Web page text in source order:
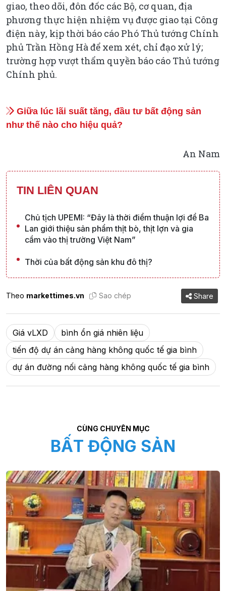
giao, theo dõi, đôn đốc các Bộ, cơ quan, địa
phương thực hiện nhiệm vụ được giao tại Công
điện này, kịp thời báo cáo Phó Thủ tướng Chính
phủ Trần Hồng Hà để xem xét, chỉ đạo xử lý;
trường hợp vượt thẩm quyền báo cáo Thủ tướng
Chính phủ.
Giữa lúc lãi suất tăng, đầu tư bất động sản
như thế nào cho hiệu quả?
An Nam
TIN LIÊN QUAN
Chủ tịch UPEMI: “Đây là thời điểm thuận lợi để Ba
Lan giới thiệu sản phẩm thịt bò, thịt lợn và gia
cầm vào thị trường Việt Nam”
Thời của bất động sản khu đô thị?
Theo markettimes.vn Sao chép Share
Giá vLXD
bình ổn giá nhiên liệu
tiến độ dự án cảng hàng không quốc tế gia bình
dự án đường nối cảng hàng không quốc tế gia bình
CÙNG CHUYÊN MỤC
BẤT ĐỘNG SẢN